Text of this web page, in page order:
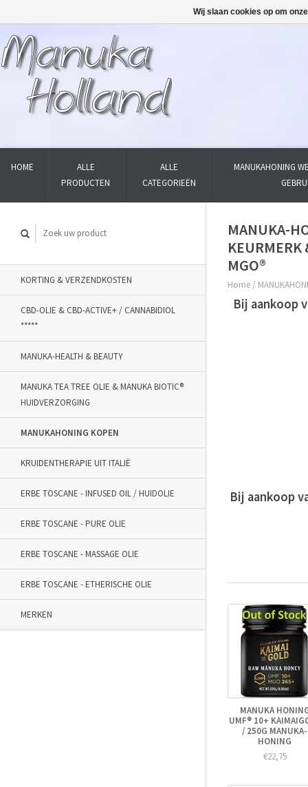
HOME
ALLE
PRODUCTEN
ALLE
CATEGORIEËN
MANUKAHONING
KORTING & VERZENDKOSTEN
CBD-OLIE & CBD-ACTIVE+ / CANNABIDIOL
*****
MANUKA-HEALTH & BEAUTY
MANUKA TEA TREE OLIE & MANUKA BIOTIC®
HUIDVERZORGING
MANUKAHONING KOPEN
KRUIDENTHERAPIE UIT ITALIË
ERBE TOSCANE - INFUSED OIL / HUIDOLIE
ERBE TOSCANE - PURE OLIE
ERBE TOSCANE - MASSAGE OLIE
ERBE TOSCANE - ETHERISCHE OLIE
MERKEN
MANUKA-
MGO®
Home /
Bij aankoop
Bij aankoop
MANUKA
UMF® 10+
/ 250G MANUKA-
HONING
€22,75
Wij slaan cookies op om